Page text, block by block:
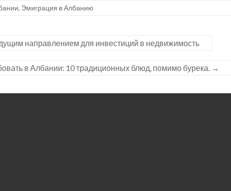
, Эмиграция в Албанию
направлением для инвестиций в недвижимость
в Албании: 10 традиционных блюд, помимо бурека. →